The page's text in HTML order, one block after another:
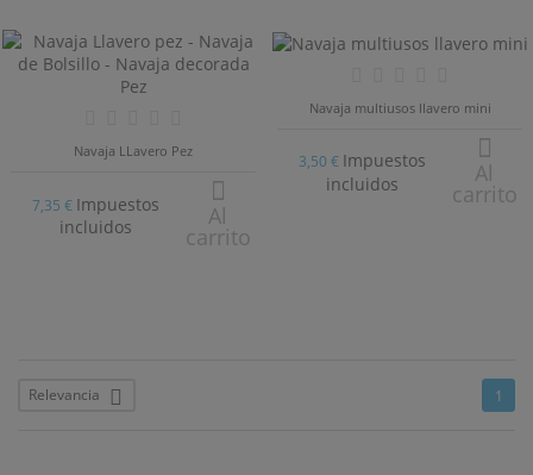
Navaja LLavero Pez
7,35 € Impuestos
incluidos
Al
carrito
Navaja multiusos llavero mini
3,50 € Impuestos
incluidos
Al
carrito
Relevancia  1
((TITLE))